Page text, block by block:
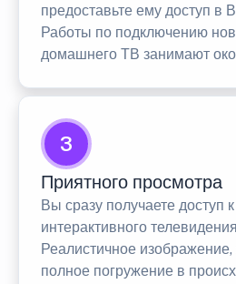
предоставьте ему доступ в
Работы по подключению
домашнего ТВ занимают
3
Приятного просмотра
Вы сразу получаете доступ
интерактивного
Реалистичное изображение,
полное погружение в